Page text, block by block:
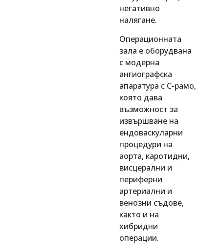
негативно
налягане.
Операционната
зала е оборудвана
с модерна
ангиографска
апаратура с C-рамо,
която дава
възможност за
извършване на
ендоваскуларни
процедури на
аорта, каротидни,
висцерални и
периферни
артериални и
венозни съдове,
както и на
хибридни
операции.